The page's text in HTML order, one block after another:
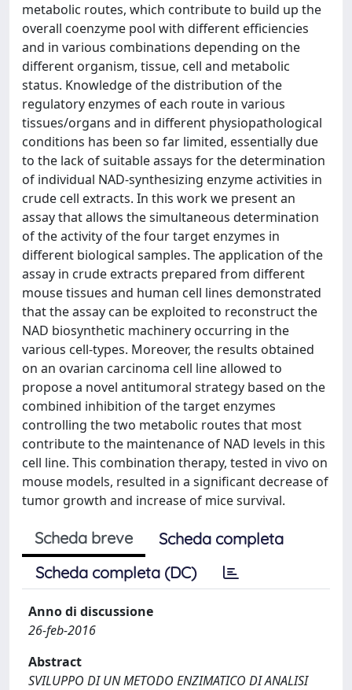
metabolic routes, which contribute to build up the
overall coenzyme pool with different efficiencies
and in various combinations depending on the
different organism, tissue, cell and metabolic
status. Knowledge of the distribution of the
regulatory enzymes of each route in various
tissues/organs and in different physiopathological
conditions has been so far limited, essentially due
to the lack of suitable assays for the determination
of individual NAD-synthesizing enzyme activities in
crude cell extracts. In this work we present an
assay that allows the simultaneous determination
of the activity of the four target enzymes in
different biological samples. The application of the
assay in crude extracts prepared from different
mouse tissues and human cell lines demonstrated
that the assay can be exploited to reconstruct the
NAD biosynthetic machinery occurring in the
various cell-types. Moreover, the results obtained
on an ovarian carcinoma cell line allowed to
propose a novel antitumoral strategy based on the
combined inhibition of the target enzymes
controlling the two metabolic routes that most
contribute to the maintenance of NAD levels in this
cell line. This combination therapy, tested in vivo on
mouse models, resulted in a significant decrease of
tumor growth and increase of mice survival.
Scheda breve
Scheda completa
Scheda completa (DC)
Anno di discussione
26-feb-2016
Abstract
SVILUPPO DI UN METODO ENZIMATICO DI ANALISI